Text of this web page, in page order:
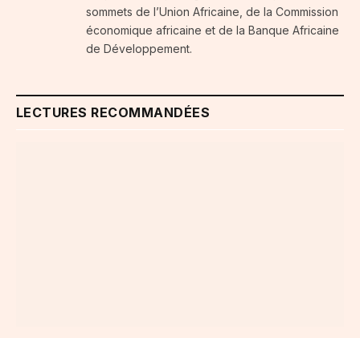
sommets de l’Union Africaine, de la Commission
économique africaine et de la Banque Africaine
de Développement.
LECTURES RECOMMANDÉES